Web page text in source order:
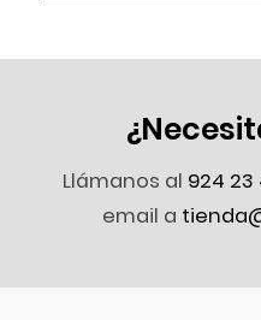
Llámanos al 924 23
email a